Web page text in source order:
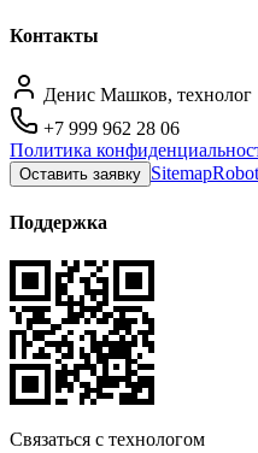
Контакты
Денис Машков, технолог
+7 999 962 28 06
Политика
Оставить заявку Sitemap
Поддержка
Связаться с технологом